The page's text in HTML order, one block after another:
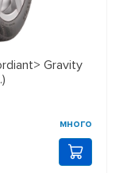
Gravity
много